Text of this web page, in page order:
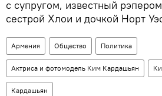
с супругом, известный
сестрой Хлои и дочкой Норт
Армения Общество Политика
Актриса и фотомодель Ким Кардашьян
Кардашьян